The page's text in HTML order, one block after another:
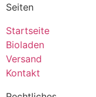
Seiten
Startseite
Bioladen
Versand
Kontakt